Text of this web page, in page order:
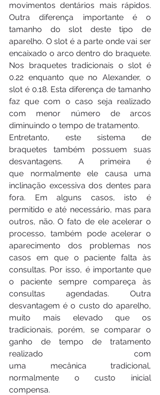
movimentos dentários mais rápidos.
Outra diferença importante é o
tamanho do slot deste tipo de
aparelho. O slot é a parte onde vai ser
encaixado o arco dentro do braquete.
Nos braquetes tradicionais o slot é
0.22 enquanto que no Alexander, o
slot é 0.18. Esta diferença de tamanho
faz que com o caso seja realizado
com menor número de arcos
diminuindo o tempo de tratamento.
Entretanto, este sistema de
braquetes também possuem suas
desvantagens. A primeira é
que normalmente ele causa uma
inclinação excessiva dos dentes para
fora. Em alguns casos, isto é
permitido e até necessário, mas para
outros, não. O fato de ele acelerar o
processo, também pode acelerar o
aparecimento dos problemas nos
casos em que o paciente falta às
consultas. Por isso, é importante que
o paciente sempre compareça às
consultas agendadas. Outra
desvantagem é o custo do aparelho,
muito mais elevado que os
tradicionais, porém, se comparar o
ganho de tempo de tratamento
realizado com
uma mecânica tradicional,
normalmente o custo inicial
compensa.